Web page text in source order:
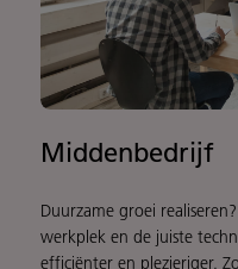
Middenbedrijf
Duurzame groei
werkplek en de juiste
efficiënter en plezieriger.